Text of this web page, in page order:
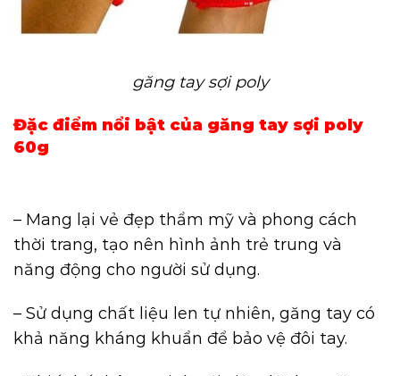
găng tay sợi poly
Đặc điểm nổi bật của găng tay sợi poly
60g
– Mang lại vẻ đẹp thẩm mỹ và phong cách
thời trang, tạo nên hình ảnh trẻ trung và
năng động cho người sử dụng.
– Sử dụng chất liệu len tự nhiên, găng tay có
khả năng kháng khuẩn để bảo vệ đôi tay.